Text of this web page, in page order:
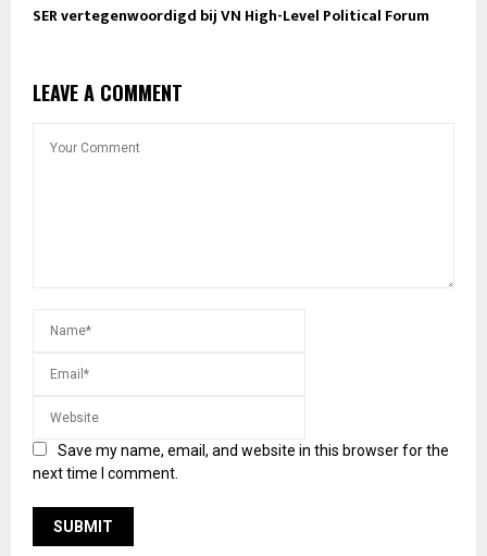
SER vertegenwoordigd bij VN High-Level Political Forum
LEAVE A COMMENT
Save my name, email, and website in this browser for the
next time I comment.